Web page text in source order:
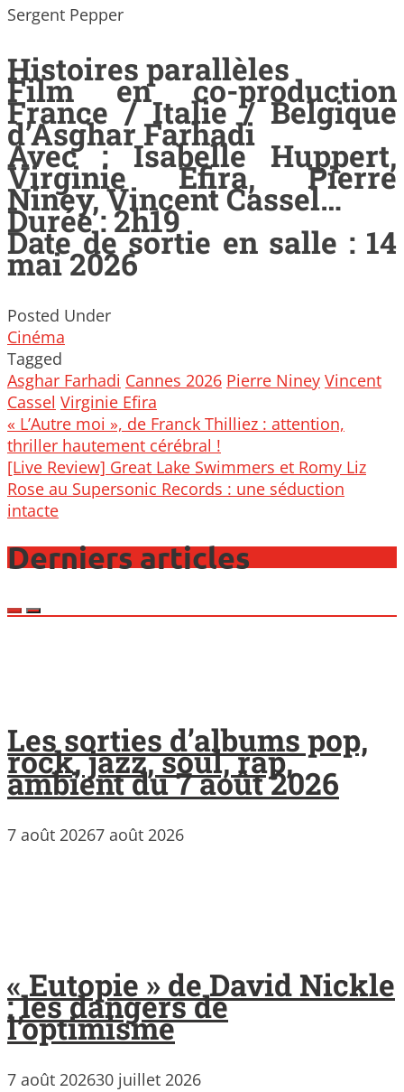
Sergent Pepper
Histoires parallèles
Film en co-production
France / Italie / Belgique
d’Asghar Farhadi
Avec : Isabelle Huppert,
Virginie Efira, Pierre
Niney, Vincent Cassel…
Durée : 2h19
Date de sortie en salle : 14
mai 2026
Posted Under
Cinéma
Tagged
Asghar Farhadi Cannes 2026 Pierre Niney Vincent
Cassel Virginie Efira
Post
navigation
« L’Autre moi », de Franck Thilliez : attention,
thriller hautement cérébral !
[Live Review] Great Lake Swimmers et Romy Liz
Rose au Supersonic Records : une séduction
intacte
Derniers articles
Les sorties d’albums pop,
rock, jazz, soul, rap,
ambient du 7 août 2026
7 août 20267 août 2026
« Eutopie » de David Nickle
: les dangers de
l’optimisme
7 août 202630 juillet 2026